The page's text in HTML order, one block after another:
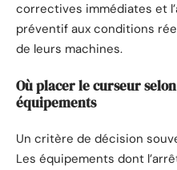
correctives immédiates et
préventif aux conditions
de leurs machines.
Où placer le curseur
équipements
Un critère de décision
Les équipements dont